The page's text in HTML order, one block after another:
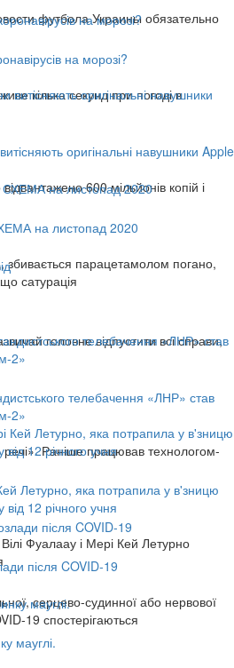
футбола Украины обязательно
на морозі?
кілька секунд при погоді в
оригінальні навушники Apple
600 мільйонів копій і
на листопад 2020
парацетамолом погано,
сатурація
головне відпустити всі справи,
телебачення «ЛНР» став
2»
Раніше працював технологом-
Летурно, яка потрапила у в'зницю
12 річного учня
Фуалаау і Мері Кей Летурно
після COVID-19
серцево-судинної або нервової
19 спостерігаються
мауглі.